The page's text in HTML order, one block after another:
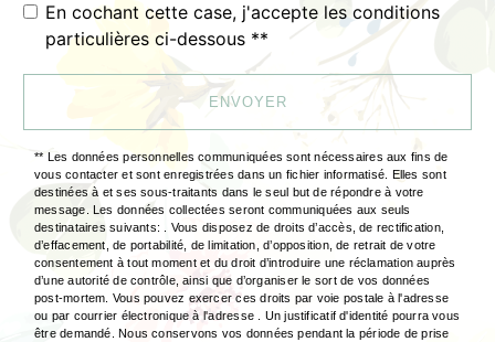
En cochant cette case, j'accepte les conditions
particulières ci-dessous **
ENVOYER
** Les données personnelles communiquées sont nécessaires aux fins de
vous contacter et sont enregistrées dans un fichier informatisé. Elles sont
destinées à et ses sous-traitants dans le seul but de répondre à votre
message. Les données collectées seront communiquées aux seuls
destinataires suivants: . Vous disposez de droits d’accès, de rectification,
d’effacement, de portabilité, de limitation, d’opposition, de retrait de votre
consentement à tout moment et du droit d’introduire une réclamation auprès
d’une autorité de contrôle, ainsi que d’organiser le sort de vos données
post-mortem. Vous pouvez exercer ces droits par voie postale à l'adresse
ou par courrier électronique à l'adresse . Un justificatif d'identité pourra vous
être demandé. Nous conservons vos données pendant la période de prise